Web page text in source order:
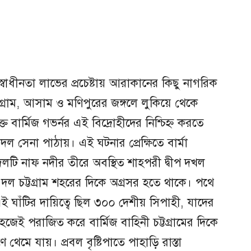
লাভের প্রচেষ্টায় আরাকানের কিছু নাগরিক
আসাম ও মণিপুরের জঙ্গলে লুকিয়ে থেকে
গভর্নর এই বিদ্রোহীদের নিশ্চিহ্ন করতে
পাঠায়। এই ঘটনার প্রেক্ষিতে বার্মা
নাফ নদীর তীরে অবস্থিত শাহপরী দ্বীপ দখল
চট্টগ্রাম শহরের দিকে অগ্রসর হতে থাকে। পথে
ঘাঁটির দায়িত্বে ছিল ৩০০ দেশীয় সিপাহী, যাদের
পরাজিত করে বার্মিজ বাহিনী চট্টগ্রামের দিকে
যায়। প্রবল বৃষ্টিপাতে পাহাড়ি রাস্তা